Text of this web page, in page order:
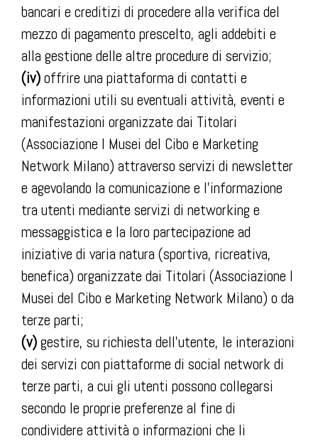
bancari e creditizi di procedere alla verifica del
mezzo di pagamento prescelto, agli addebiti e
alla gestione delle altre procedure di servizio;
(iv)offrire una piattaforma di contatti e
informazioni utili su eventuali attività, eventi e
manifestazioni organizzate dai Titolari
(Associazione I Musei del Cibo e Marketing
Network Milano) attraverso servizi di newsletter
e agevolando la comunicazione e l’informazione
tra utenti mediante servizi di networking e
messaggistica e la loro partecipazione ad
iniziative di varia natura (sportiva, ricreativa,
benefica) organizzate dai Titolari (Associazione I
Musei del Cibo e Marketing Network Milano) o da
terze parti;
(v)gestire, su richiesta dell’utente, le interazioni
dei servizi con piattaforme di social network di
terze parti, a cui gli utenti possono collegarsi
secondo le proprie preferenze al fine di
condividere attività o informazioni che li